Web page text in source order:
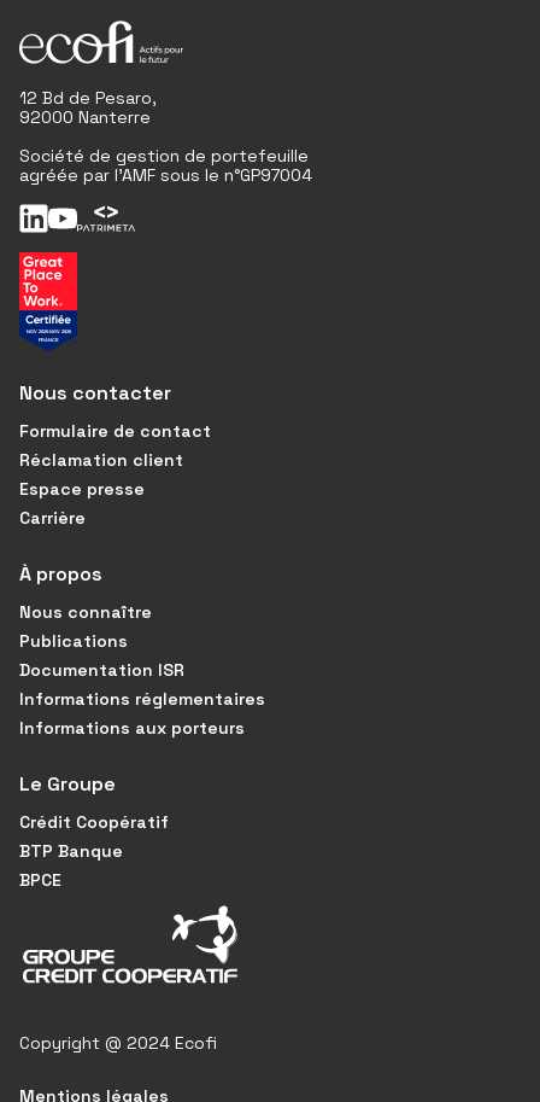
12 Bd de Pesaro,
92000 Nanterre
Société de gestion de portefeuille
agréée par l'AMF sous le n°GP97004
Nous contacter
Formulaire de contact
Réclamation client
Espace presse
Carrière
À propos
Nous connaître
Publications
Documentation ISR
Informations réglementaires
Informations aux porteurs
Le Groupe
Crédit Coopératif
BTP Banque
BPCE
Copyright @ 2024 Ecofi
Mentions légales